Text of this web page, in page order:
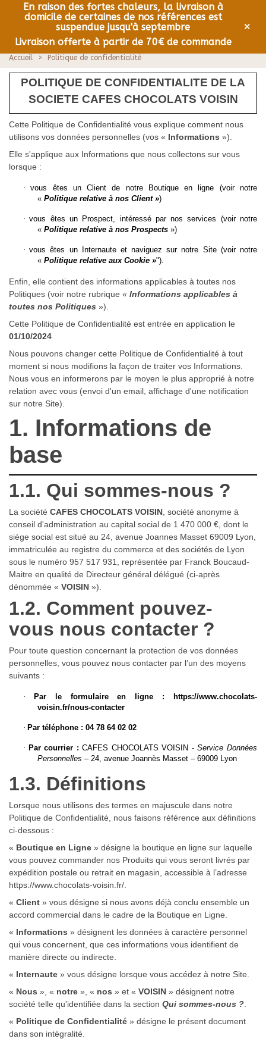
Menu 0
Accueil > Politique de confidentialité
POLITIQUE DE CONFIDENTIALITE DE LA
SOCIETE CAFES CHOCOLATS VOISIN
Cette Politique de Confidentialité vous explique comment nous
utilisons vos données personnelles (vos « Informations »).
Elle s'applique aux Informations que nous collectons sur vous
lorsque :
·vous êtes un Client de notre Boutique en ligne (voir notre
« Politique relative à nos Client »)
·vous êtes un Prospect, intéressé par nos services (voir notre
« Politique relative à nos Prospects »)
·vous êtes un Internaute et naviguez sur notre Site (voir notre
« Politique relative aux Cookie »").
Enfin, elle contient des informations applicables à toutes nos
Politiques (voir notre rubrique « Informations applicables à
toutes nos Politiques »).
Cette Politique de Confidentialité est entrée en application le
01/10/2024
Nous pouvons changer cette Politique de Confidentialité à tout
moment si nous modifions la façon de traiter vos Informations.
Nous vous en informerons par le moyen le plus approprié à notre
relation avec vous (envoi d'un email, affichage d'une notification
sur notre Site).
1. Informations de
base
1.1. Qui sommes-nous ?
La société CAFES CHOCOLATS VOISIN , société anonyme à
conseil d'administration au capital social de 1 470 000 €, dont le
siège social est situé au 24, avenue Joannes Masset 69009 Lyon,
immatriculée au registre du commerce et des sociétés de Lyon
sous le numéro 957 517 931, représentée par Franck Boucaud-
Maitre en qualité de Directeur général délégué (ci-après
dénommée « VOISIN »).
1.2. Comment pouvez-
vous nous contacter ?
Pour toute question concernant la protection de vos données
personnelles, vous pouvez nous contacter par l’un des moyens
suivants :
· Par le formulaire en ligne : https://www.chocolats-
voisin.fr/nous-contacter
· Par téléphone : 04 78 64 02 02
· Par courrier :CAFES CHOCOLATS VOISIN -Service Données
Personnelles – 24, avenue Joannès Masset – 69009 Lyon
1.3. Définitions
Lorsque nous utilisons des termes en majuscule dans notre
Politique de Confidentialité, nous faisons référence aux définitions
ci-dessous :
« Boutique en Ligne » désigne la boutique en ligne sur laquelle
vous pouvez commander nos Produits qui vous seront livrés par
expédition postale ou retrait en magasin, accessible à l’adresse
https://www.chocolats-voisin.fr/
« Client » vous désigne si nous avons déjà conclu ensemble un
accord commercial dans le cadre de la Boutique en Ligne.
« Informations » désignent les données à caractère personnel
qui vous concernent, que ces informations vous identifient de
manière directe ou indirecte.
« Internaute » vous désigne lorsque vous accédez à notre Site.
« Nous », « notre », « nos » et « VOISIN » désignent notre
société telle qu'identifiée dans la section Qui sommes-nous ?
« Politique de Confidentialité » désigne le présent document
dans son intégralité.
En raison des fortes chaleurs, la livraison à
domicile de certaines de nos références est
suspendue jusqu'à septembre
Livraison offerte à partir de 70€ de commande
×